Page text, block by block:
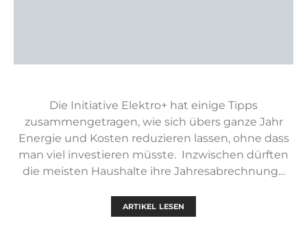
Die Initiative Elektro+ hat einige Tipps
zusammengetragen, wie sich übers ganze Jahr
Energie und Kosten reduzieren lassen, ohne dass
man viel investieren müsste. Inzwischen dürften
die meisten Haushalte ihre Jahresabrechnung…
ARTIKEL LESEN